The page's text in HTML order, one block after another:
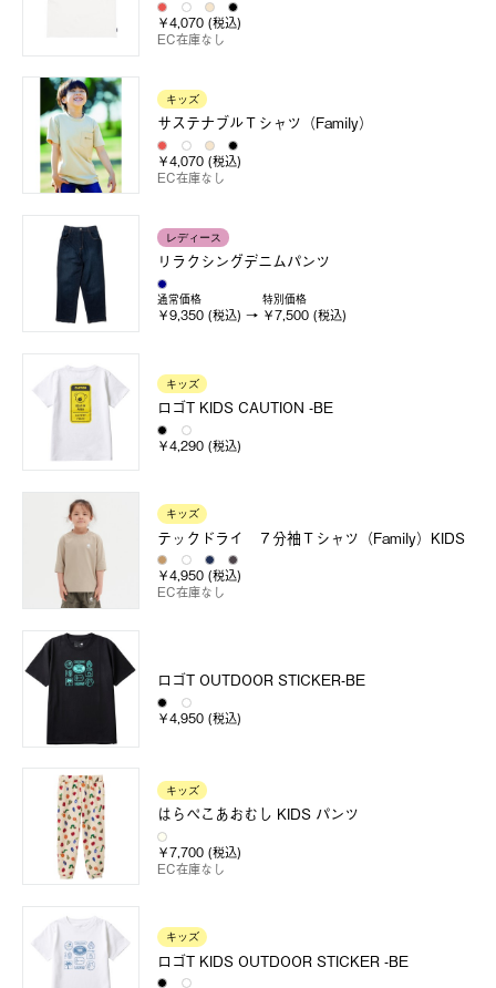
￥4,070 (税込)
EC在庫なし
キッズ
サステナブルＴシャツ（Family）
￥4,070 (税込)
EC在庫なし
レディース
リラクシングデニムパンツ
通常価格
￥9,350 (税込)
特別価格
￥7,500 (税込)
キッズ
ロゴT KIDS CAUTION -BE
￥4,290 (税込)
キッズ
テックドライ ７分袖Ｔシャツ（Family）KIDS
￥4,950 (税込)
EC在庫なし
ロゴT OUTDOOR STICKER-BE
￥4,950 (税込)
キッズ
はらぺこあおむし KIDS パンツ
￥7,700 (税込)
EC在庫なし
キッズ
ロゴT KIDS OUTDOOR STICKER -BE